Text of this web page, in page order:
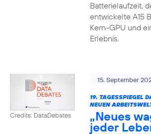
Batterielaufzeit,
entwickelte A15
Kern-GPU und
Erlebnis.
Credits: DataDebates
15. September
19. TAGESSPIEGEL
NEUEN
„Neues
jeder